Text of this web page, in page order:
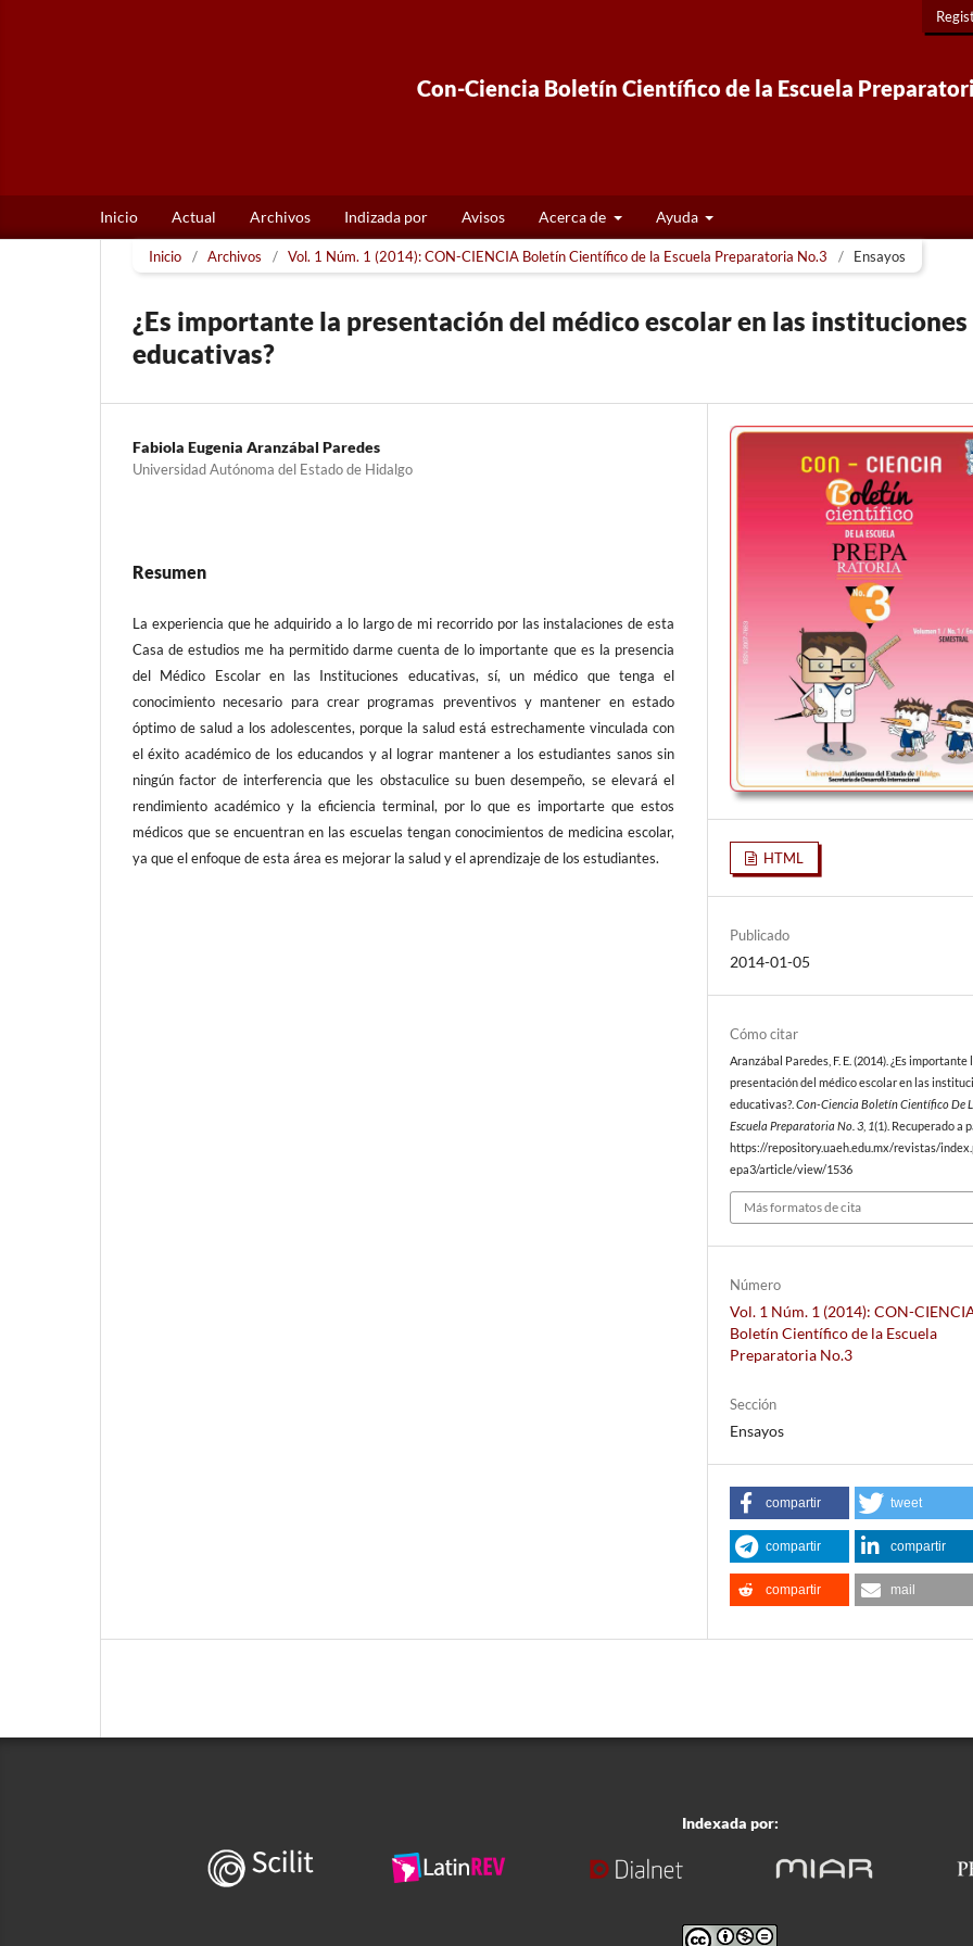
Con-Ciencia Boletín Científico de la Escuela
Inicio Actual Archivos Indizada por Avisos Acerca de Ayuda
Inicio / Archivos / Vol. 1 Núm. 1 (2014): CON-CIENCIA Boletín Científico de la Escuela Preparatoria No.3 / Ensayos
¿Es importante la presentación del médico escolar en las instituciones
educativas?
Fabiola Eugenia Aranzábal Paredes
Universidad Autónoma del Estado de Hidalgo
Resumen
La experiencia que he adquirido a lo largo de mi recorrido por las instalaciones de esta
Casa de estudios me ha permitido darme cuenta de lo importante que es la presencia
del Médico Escolar en las Instituciones educativas, sí, un médico que tenga el
conocimiento necesario para crear programas preventivos y mantener en estado
óptimo de salud a los adolescentes, porque la salud está estrechamente vinculada con
el éxito académico de los educandos y al lograr mantener a los estudiantes sanos sin
ningún factor de interferencia que les obstaculice su buen desempeño, se elevará el
rendimiento académico y la eficiencia terminal, por lo que es importarte que estos
médicos que se encuentran en las escuelas tengan conocimientos de medicina escolar,
ya que el enfoque de esta área es mejorar la salud y el aprendizaje de los estudiantes.
HTML
Publicado
2014-01-05
Cómo citar
Aranzábal Paredes, F. E. (2014). ¿Es importante
presentación del médico escolar en las
educativas?.Con-Ciencia Boletín Científico De
Escuela Preparatoria No. 3 1(1). Recuperado a
https://repository.uaeh.edu.mx/revistas/
epa3/article/view/1536
Más formatos de cita
Número
Vol. 1 Núm. 1 (2014): CON-
Boletín Científico de la Escuela
Preparatoria No.3
Sección
Ensayos
compartir tweet
compartir compartir
compartir mail
Indexada por: